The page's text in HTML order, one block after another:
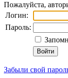
Пожалуйста,
Логин:
Пароль:
Забыли свой